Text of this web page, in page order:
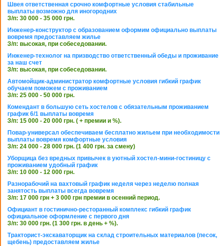
Швея ответственная срочно комфортные условия стабильные
выплаты возможно для иногородних
З/п: 30 000 - 35 000 грн.
Инженер-конструктор с образованием оформим официально выплаты
вовремя предоставляем жилье
З/п: высокая, при собеседовании.
Инженер-технолог на призводство ответственный обеды и проживание
за наш счет
З/п: высокая, при собеседовании.
Автомойщик-администратор комфортные условия гибкий график
обучаем поможем с проживанием
З/п: 25 000 - 50 000 грн.
Комендант в большую сеть хостелов с обязательным проживанием
график 6/1 выплаты вовремя
З/п: 15 000 - 20 000 грн. ( + премии и %).
Повар-универсал обеспечиваем бесплатно жильем при необходимости
выплаты вовремя комфортные условия
З/п: 24 000 - 28 000 грн. (1 400 грн. за смену)
Уборщица без вредных привычек в уютный хостел-мини-гостиницу с
проживанием удобный график
З/п: 10 000 - 12 000 грн.
Разнорабочий на вахтовый график неделя через неделю полная
занятость выплаты всегда вовремя
З/п: 17 000 грн + 3 000 грн премии в осенний период.
Официант в гостинично-ресторанный комплекс гибкий график
официальное оформление с первого дня
З/п: 30 000 грн. (1 300 грн. в день + %).
Тракторист-экскаваторщик на склад строительных материалов (песок,
щебень) предоставляем жилье